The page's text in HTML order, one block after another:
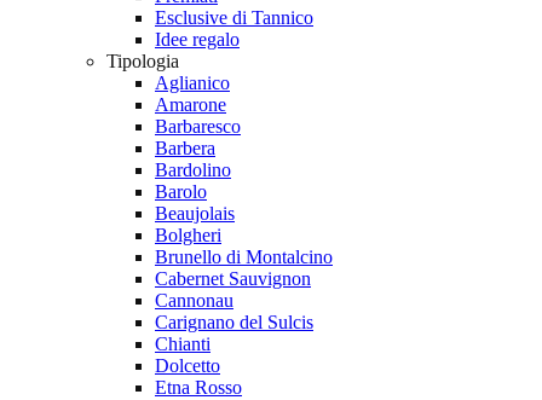
Esclusive di Tannico
Idee regalo
Tipologia
Aglianico
Amarone
Barbaresco
Barbera
Bardolino
Barolo
Beaujolais
Bolgheri
Brunello di Montalcino
Cabernet Sauvignon
Cannonau
Carignano del Sulcis
Chianti
Dolcetto
Etna Rosso